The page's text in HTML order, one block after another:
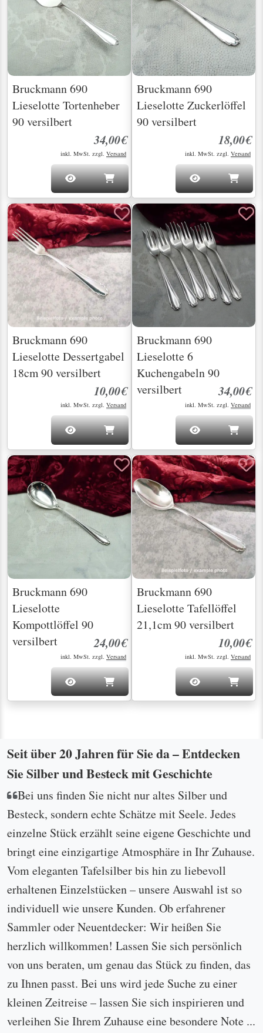
Bruckmann 690
Lieselotte Tortenheber
90 versilbert
34,00€
inkl. MwSt. zzgl. Versand
Bruckmann 690
Lieselotte Zuckerlöffel
90 versilbert
18,00€
inkl. MwSt. zzgl. Versand
Bruckmann 690
Lieselotte Dessertgabel
18cm 90 versilbert
10,00€
inkl. MwSt. zzgl. Versand
Bruckmann 690
Lieselotte 6
Kuchengabeln 90
versilbert
34,00€
inkl. MwSt. zzgl. Versand
Bruckmann 690
Lieselotte
Kompottlöffel 90
versilbert
24,00€
inkl. MwSt. zzgl. Versand
Bruckmann 690
Lieselotte Tafellöffel
21,1cm 90 versilbert
10,00€
inkl. MwSt. zzgl. Versand
Seit über 20 Jahren für Sie da – Entdecken
Sie Silber und Besteck mit Geschichte
Bei uns finden Sie nicht nur altes Silber und
Besteck, sondern echte Schätze mit Seele. Jedes
einzelne Stück erzählt seine eigene Geschichte und
bringt eine einzigartige Atmosphäre in Ihr Zuhause.
Vom eleganten Tafelsilber bis hin zu liebevoll
erhaltenen Einzelstücken – unsere Auswahl ist so
individuell wie unsere Kunden. Ob erfahrener
Sammler oder Neuentdecker: Wir heißen Sie
herzlich willkommen! Lassen Sie sich persönlich
von uns beraten, um genau das Stück zu finden, das
zu Ihnen passt. Bei uns wird jede Suche zu einer
kleinen Zeitreise – lassen Sie sich inspirieren und
verleihen Sie Ihrem Zuhause eine besondere Note ...